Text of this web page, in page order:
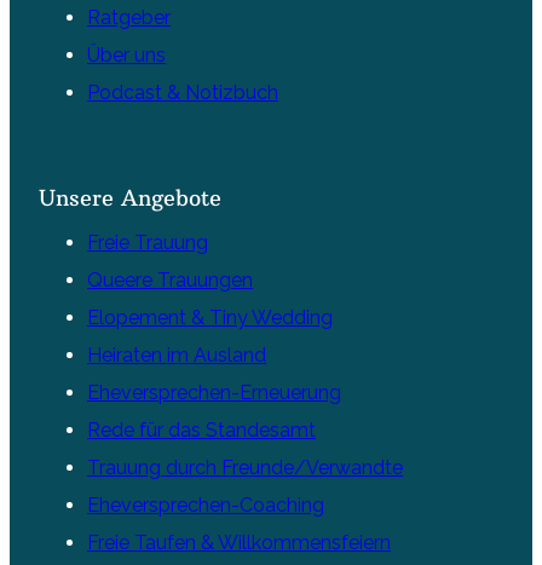
Ratgeber
Über uns
Podcast & Notizbuch
Unsere Angebote
Freie Trauung
Queere Trauungen
Elopement & Tiny Wedding
Heiraten im Ausland
Eheversprechen-Erneuerung
Rede für das Standesamt
Trauung durch Freunde/Verwandte
Eheversprechen-Coaching
Freie Taufen & Willkommensfeiern